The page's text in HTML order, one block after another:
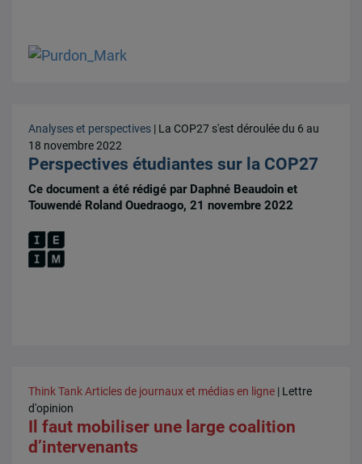
Analyses et perspectives | La COP27 s'est déroulée du 6 au
18 novembre 2022
Perspectives étudiantes sur la COP27
Ce document a été rédigé par Daphné Beaudoin et
Touwendé Roland Ouedraogo, 21 novembre 2022
Think TankArticles de journaux et médias en ligne | Lettre
d'opinion
Il faut mobiliser une large coalition
d’intervenants